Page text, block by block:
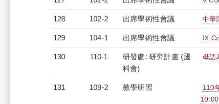
128 102-2 出席學術性會議 中華
129 104-1 出席學術性會議 IX
130 110-1
研發處: 研究計畫 (國
科會)
母語
131 109-2 教學研習
110